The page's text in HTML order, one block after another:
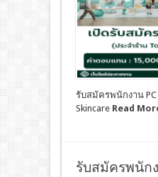
รับสมัครพนักงาน
Skincare Read
รับสมัครพนัก